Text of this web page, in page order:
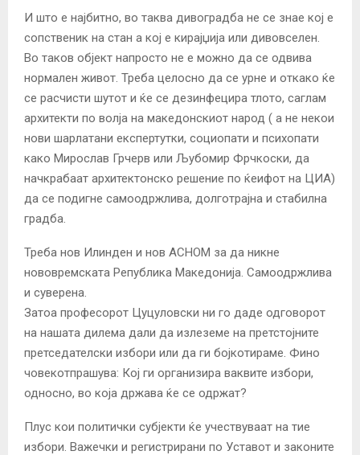
И што е најбитно, во таква дивоградба не се знае кој е
сопственик на стан а кој е кирајџија или дивовселен.
Во таков објект напросто не е можно да се одвива
нормален живот. Треба целосно да се урне и откако ќе
се расчисти шутот и ќе се дезинфецира тлото, саглам
архитекти по волја на македонскиот народ ( а не некои
нови шарлатани експертутки, социопати и психопати
како Мирослав Грчерв или Љубомир Фрчкоски, да
начкрабаат архитектонско решение по ќеифот на ЦИА)
да се подигне самоодржлива, долготрајна и стабилна
градба.
Треба нов Илинден и нов АСНОМ за да никне
нововремската Република Македонија. Самоодржлива
и суверена.
Затоа професорот Цуцуловски ни го даде одговорот
на нашата дилема дали да излеземе на претстојните
претседателски избори или да ги бојкотираме. Фино
човекотпрашува: Кој ги организира ваквите избори,
односно, во која држава ќе се одржат?
Плус кои политички субјекти ќе учествуваат на тие
избори. Важечки и регистрирани по Уставот и законите